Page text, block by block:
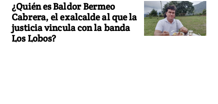
¿Quién es Baldor Bermeo
Cabrera, el exalcalde al que la
justicia vincula con la banda
Los Lobos?